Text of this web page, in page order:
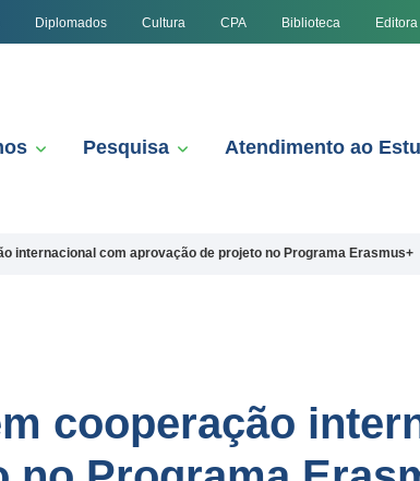
Diplomados Cultura CPA Biblioteca Editora
Pesquisa Atendimento ao
internacional com aprovação de projeto no Programa Erasmus+
cooperação